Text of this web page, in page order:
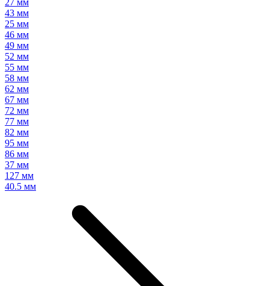
27 мм
43 мм
25 мм
46 мм
49 мм
52 мм
55 мм
58 мм
62 мм
67 мм
72 мм
77 мм
82 мм
95 мм
86 мм
37 мм
127 мм
40.5 мм